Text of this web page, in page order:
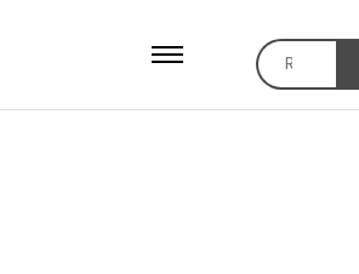
Recherche